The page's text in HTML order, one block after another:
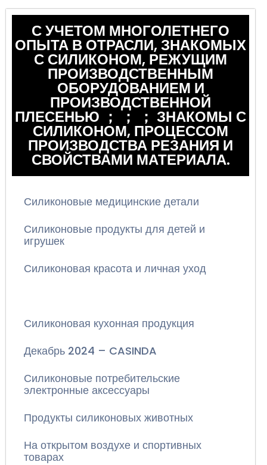
С УЧЕТОМ МНОГОЛЕТНЕГО
ОПЫТА В ОТРАСЛИ, ЗНАКОМЫХ
С СИЛИКОНОМ, РЕЖУЩИМ
ПРОИЗВОДСТВЕННЫМ
ОБОРУДОВАНИЕМ И
ПРОИЗВОДСТВЕННОЙ
ПЛЕСЕНЬЮ ； ； ； ЗНАКОМЫ С
СИЛИКОНОМ, ПРОЦЕССОМ
ПРОИЗВОДСТВА РЕЗАНИЯ И
СВОЙСТВАМИ МАТЕРИАЛА.
Силиконовые медицинские детали
Силиконовые продукты для детей и
игрушек
Силиконовая красота и личная уход
Силиконовая кухонная продукция
Декабрь 2024 – CASINDA
Силиконовые потребительские
электронные аксессуары
Продукты силиконовых животных
На открытом воздухе и спортивных
товарах